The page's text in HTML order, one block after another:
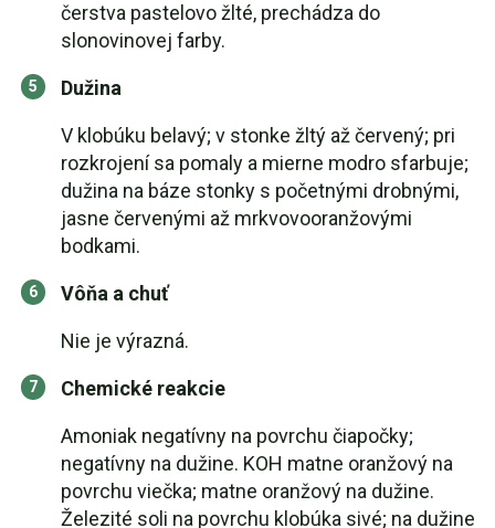
čerstva pastelovo žlté, prechádza do
slonovinovej farby.
Dužina
V klobúku belavý; v stonke žltý až červený; pri
rozkrojení sa pomaly a mierne modro sfarbuje;
dužina na báze stonky s početnými drobnými,
jasne červenými až mrkvovooranžovými
bodkami.
Vôňa a chuť
Nie je výrazná.
Chemické reakcie
Amoniak negatívny na povrchu čiapočky;
negatívny na dužine. KOH matne oranžový na
povrchu viečka; matne oranžový na dužine.
Železité soli na povrchu klobúka sivé; na dužine